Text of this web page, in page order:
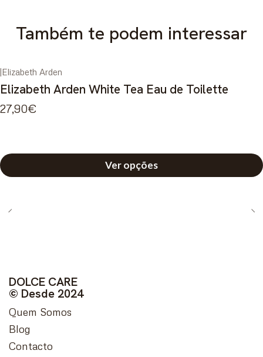
Também te podem interessar
|Elizabeth Arden
Elizabeth Arden White Tea Eau de Toilette
27,90€
Ver opções
DOLCE CARE
© Desde 2024
Quem Somos
Blog
Contacto